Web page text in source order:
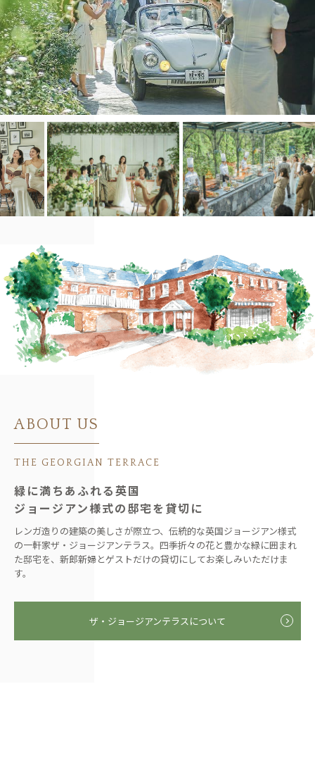
ABOUT US
THE GEORGIAN TERRACE
緑に満ちあふれる英国
ジョージアン様式の邸宅を貸切に
レンガ造りの建築の美しさが際立つ、伝統的な英国ジョージアン様式
の一軒家ザ・ジョージアンテラス。四季折々の花と豊かな緑に囲まれ
た邸宅を、新郎新婦とゲストだけの貸切にしてお楽しみいただけま
す。
ザ・ジョージアンテラスについて